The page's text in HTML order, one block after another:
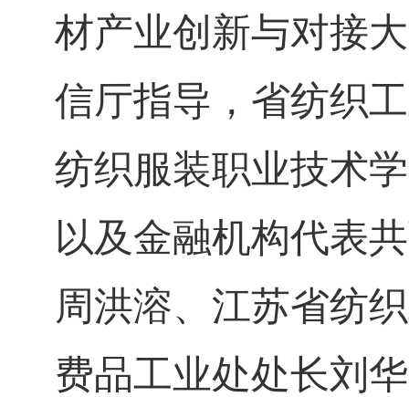
材产业创新与对接
信厅指导，省纺织
纺织服装职业技术
以及金融机构代表
周洪溶、江苏省纺
费品工业处处长刘